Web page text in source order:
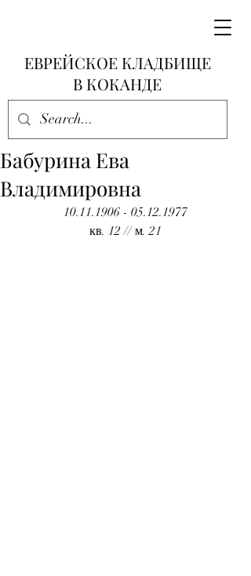
ЕВРЕЙСКОЕ КЛАДБИЩЕ
В КОКАНДЕ
Бабурина Ева
Владимировна
10.11.1906 - 05.12.1977
кв. 12 // м. 21